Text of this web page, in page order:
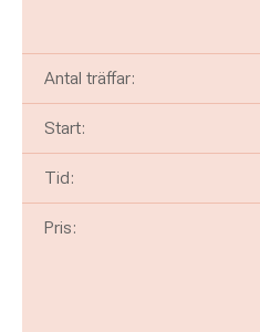
Antal träffar:
Start:
Tid:
Pris: